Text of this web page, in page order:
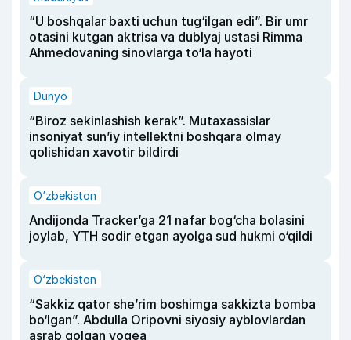
“U boshqalar baxti uchun tug‘ilgan edi”. Bir umr
otasini kutgan aktrisa va dublyaj ustasi Rimma
Ahmedovaning sinovlarga to‘la hayoti
Dunyo
“Biroz sekinlashish kerak”. Mutaxassislar
insoniyat sun’iy intellektni boshqara olmay
qolishidan xavotir bildirdi
O‘zbekiston
Andijonda Tracker’ga 21 nafar bog‘cha bolasini
joylab, YTH sodir etgan ayolga sud hukmi o‘qildi
O‘zbekiston
“Sakkiz qator she’rim boshimga sakkizta bomba
bo‘lgan”. Abdulla Oripovni siyosiy ayblovlardan
asrab qolgan voqea